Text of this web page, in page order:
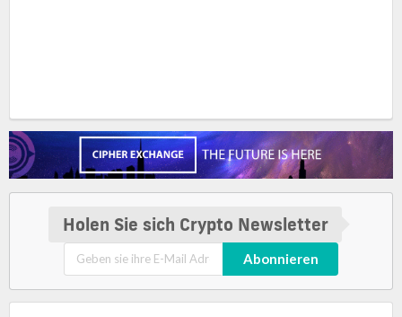
Holen Sie sich Crypto Newsletter
Abonnieren